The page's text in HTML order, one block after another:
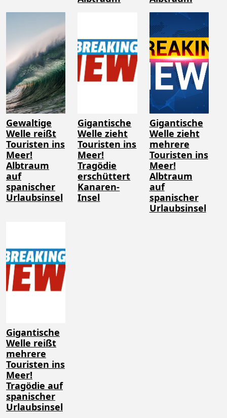
Gewaltige
Welle reißt
Touristen ins
Meer!
Albtraum
auf
spanischer
Urlaubsinsel
Gigantische
Welle zieht
Touristen ins
Meer!
Tragödie
erschüttert
Kanaren-
Insel
Gigantische
Welle zieht
mehrere
Touristen ins
Meer!
Albtraum
auf
spanischer
Urlaubsinsel
Gigantische
Welle reißt
mehrere
Touristen ins
Meer!
Tragödie auf
spanischer
Urlaubsinsel